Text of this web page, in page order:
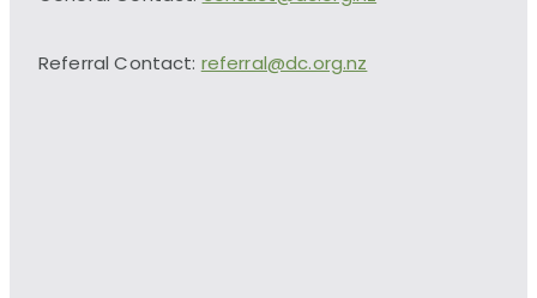
Referral Contact:referral@dc.org.nz